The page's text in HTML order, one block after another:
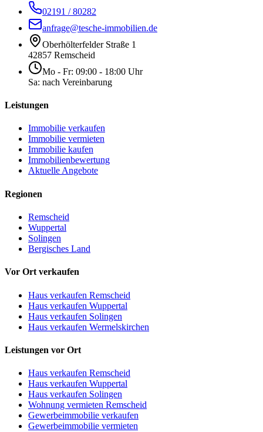
02191 / 80282
anfrage@tesche-immobilien.de
Oberhölterfelder Straße 1
42857 Remscheid
Mo - Fr: 09:00 - 18:00 Uhr
Sa: nach Vereinbarung
Leistungen
Immobilie verkaufen
Immobilie vermieten
Immobilie kaufen
Immobilienbewertung
Aktuelle Angebote
Regionen
Remscheid
Wuppertal
Solingen
Bergisches Land
Vor Ort verkaufen
Haus verkaufen Remscheid
Haus verkaufen Wuppertal
Haus verkaufen Solingen
Haus verkaufen Wermelskirchen
Leistungen vor Ort
Haus verkaufen Remscheid
Haus verkaufen Wuppertal
Haus verkaufen Solingen
Wohnung vermieten Remscheid
Gewerbeimmobilie verkaufen
Gewerbeimmobilie vermieten